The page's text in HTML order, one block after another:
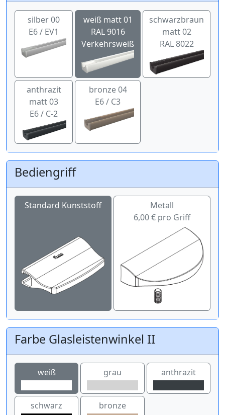
silber 00
E6 / EV1
weiß matt 01
RAL 9016
Verkehrsweiß
schwarzbraun
matt 02
RAL 8022
anthrazit
matt 03
E6 / C-2
bronze 04
E6 / C3
Bediengriff
Standard Kunststoff
Metall
6,00 € pro Griff
Farbe Glasleistenwinkel II
weiß grau anthrazit
schwarz bronze